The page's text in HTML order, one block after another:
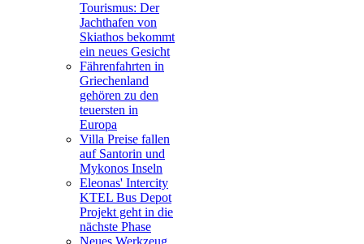
Tourismus: Der
Jachthafen von
Skiathos bekommt
ein neues Gesicht
Fährenfahrten in
Griechenland
gehören zu den
teuersten in
Europa
Villa Preise fallen
auf Santorin und
Mykonos Inseln
Eleonas' Intercity
KTEL Bus Depot
Projekt geht in die
nächste Phase
Neues Werkzeug